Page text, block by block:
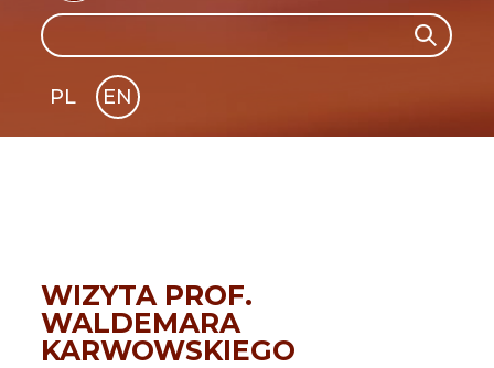
Search Search
PL
EN
GLI
WIZYTA PROF.
WALDEMARA
KARWOWSKIEGO